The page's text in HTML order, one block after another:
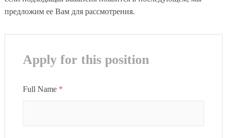
предложим ее Вам для рассмотрения.
Apply for this position
Full Name *